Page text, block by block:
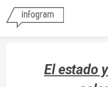
El estado